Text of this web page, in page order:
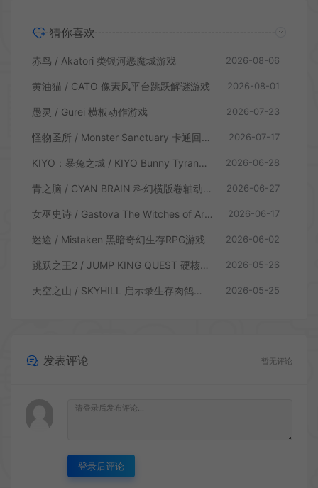
猜你喜欢
赤鸟 / Akatori 类银河恶魔城游戏 2026-08-06
黄油猫 / CATO 像素风平台跳跃解谜游戏 2026-08-01
愚灵 / Gurei 横板动作游戏 2026-07-23
怪物圣所 / Monster Sanctuary 卡通回合制横板动作游戏 2026-07-17
KIYO：暴兔之城 / KIYO Bunny Tyranny 潜行动作游戏 2026-06-28
青之脑 / CYAN BRAIN 科幻横版卷轴动作游戏 2026-06-27
女巫史诗 / Gastova The Witches of Arkana 类银河恶魔城动作游戏 2026-06-17
迷途 / Mistaken 黑暗奇幻生存RPG游戏 2026-06-02
跳跃之王2 / JUMP KING QUEST 硬核横板跳跃游戏 2026-05-26
天空之山 / SKYHILL 启示录生存肉鸽游戏 2026-05-25
发表评论 暂无评论
登录后评论